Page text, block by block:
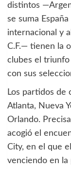
distintos
se suma
internacional y
C.F.— tienen la
clubes el triunfo
con sus
Los partidos de
Atlanta, Nueva
Orlando.
acogió el
City, en el que
venciendo en